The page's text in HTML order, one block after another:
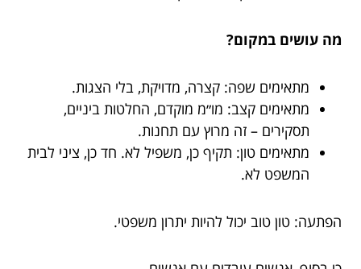
מה עושים במקום?
מתאימים שפה: קצרה, מדויקת, בלי הצגות.
מתאימים קצב: מו״מ מוקדם, החלטות ביניים,
תסקירים – זה מרוץ עם תחנות.
מתאימים טון: תקיף כן, משפיל לא. חד כן, ציני לבית
המשפט לא.
הפתעה: טון טוב יכול להיות יתרון משפטי.